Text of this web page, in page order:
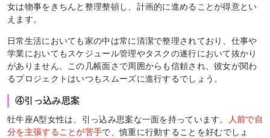
女は物事をきちんと整理整頓し、計画的に進めることが得意とい
えます。
日常生活においても家の中は常に清潔で整理されており、仕事や
学業においてもスケジュール管理やタスクの遂行において抜かり
がありません。この几帳面さで周囲からも信頼され、彼女が関わ
るプロジェクトはいつもスムーズに進行するでしょう。
④引っ込み思案
牡牛座A型女性は、引っ込み思案な一面を持っています。
人前で自
分を主張することが苦手で、慎重に行動することを好むでしょ